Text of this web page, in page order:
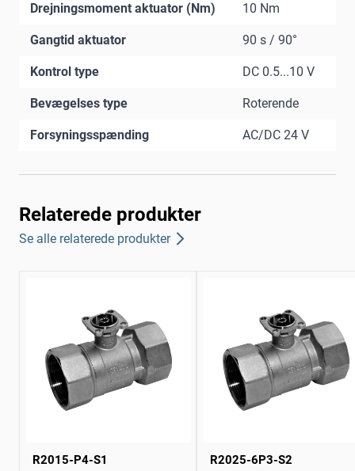
Drejningsmoment aktuator (Nm) 10 Nm
Gangtid aktuator 90 s / 90°
Kontrol type DC 0.5...10 V
Bevægelses type Roterende
Forsyningsspænding AC/DC 24 V
Relaterede produkter
Se alle relaterede produkter
R2015-P4-S1 R2025-6P3-S2